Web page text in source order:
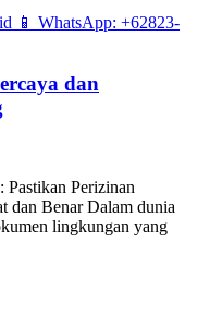
dan
Perizinan
dan Benar Dalam dunia
lingkungan yang